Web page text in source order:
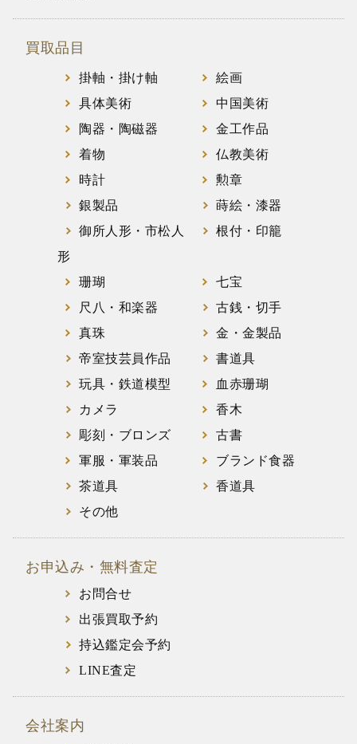
買取品目
掛軸・掛け軸
絵画
具体美術
中国美術
陶器・陶磁器
金工作品
着物
仏教美術
時計
勲章
銀製品
蒔絵・漆器
御所人形・市松人
形
根付・印籠
珊瑚
七宝
尺八・和楽器
古銭・切手
真珠
金・金製品
帝室技芸員作品
書道具
玩具・鉄道模型
血赤珊瑚
カメラ
香木
彫刻・ブロンズ
古書
軍服・軍装品
ブランド食器
茶道具
香道具
その他
お申込み・無料査定
お問合せ
出張買取予約
持込鑑定会予約
LINE査定
会社案内